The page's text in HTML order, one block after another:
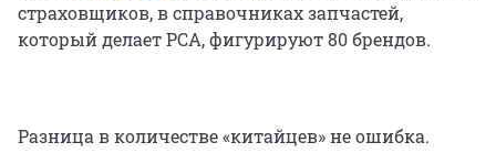
страховщиков, в справочниках запчастей,
который делает РСА, фигурируют 80 брендов.
Разница в количестве «китайцев» не ошибка.